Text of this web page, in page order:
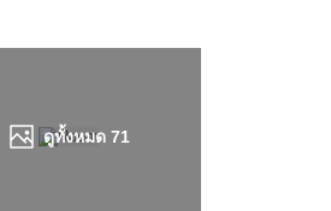
ดูทั้งหมด 71